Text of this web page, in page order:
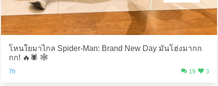
โหนใยมาไกล Spider-Man: Brand New Day มันโฮ่งมากก
กก! 🔥🕷️ 🕸️
7h 19 3